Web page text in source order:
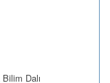
Dalı